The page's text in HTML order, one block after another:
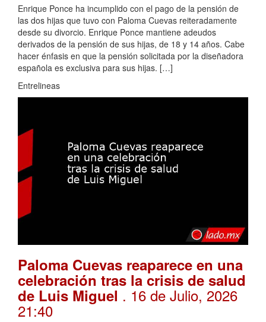
Enrique Ponce ha incumplido con el pago de la pensión de
las dos hijas que tuvo con Paloma Cuevas reiteradamente
desde su divorcio. Enrique Ponce mantiene adeudos
derivados de la pensión de sus hijas, de 18 y 14 años. Cabe
hacer énfasis en que la pensión solicitada por la diseñadora
española es exclusiva para sus hijas. […]
Entrelineas
Paloma Cuevas reaparece en una
celebración tras la crisis de salud
de Luis Miguel . 16 de Julio, 2026
21:40